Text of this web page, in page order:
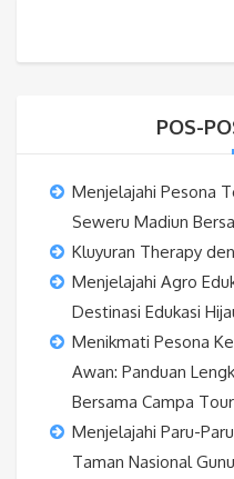
POS-
Menjelajahi Pesona
Seweru Madiun
Kluyuran Therapy
Menjelajahi Agro
Destinasi Edukasi
Menikmati Pesona
Awan: Panduan
Bersama Campa Tour
Menjelajahi Paru-
Taman Nasional